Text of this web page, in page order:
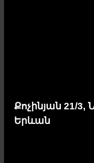
Քոչինյան 21/3,
Երևան